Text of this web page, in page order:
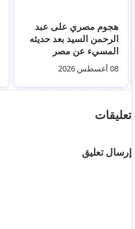
هجوم مصري على عبد
الرحمن السيد بعد حديثه
المسيء عن مصر
08 أغسطس 2026
تعليقات
إرسال تعليق